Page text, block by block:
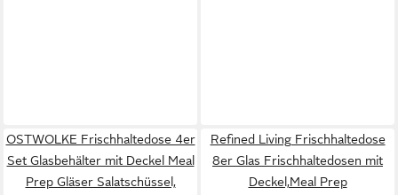
OSTWOLKE Frischhaltedose 4er
Set Glasbehälter mit Deckel Meal
Prep Gläser Salatschüssel,
Refined Living Frischhaltedose
8er Glas Frischhaltedosen mit
Deckel,Meal Prep